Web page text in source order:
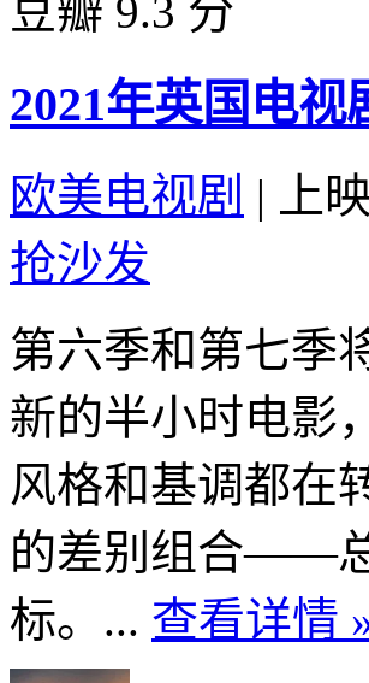
豆瓣 9.3 分
2021年英国电
欧美电视剧 |
上
抢沙发
第六季和第七季
新的半小时电影
风格和基调都在
的差别组合——
标。... 查看详情